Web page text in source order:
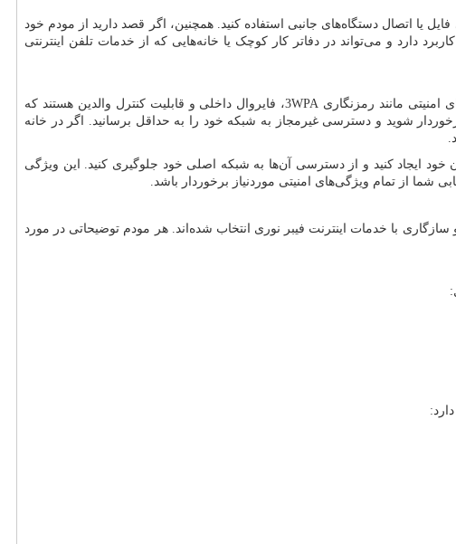
یا اتصال دستگاه‌های جانبی استفاده کنید. همچنین، اگر قصد دارید از مودم خود
دارد و می‌تواند در دفاتر کار کوچک یا خانه‌هایی که از خدمات تلفن اینترنتی
امنیتی مانند رمزنگاری WPA 3، فایروال داخلی و قابلیت کنترل والدین هستند که
شوید و دسترسی غیرمجاز به شبکه خود را به حداقل برسانید. اگر در خانه
خود ایجاد کنید و از دسترسی آن‌ها به شبکه اصلی خود جلوگیری کنید. این ویژگی
شما از تمام ویژگی‌های امنیتی موردنیاز برخوردار باشد.
با خدمات اینترنت فیبر نوری انتخاب شده‌اند. هر مودم توضیحاتی در مورد